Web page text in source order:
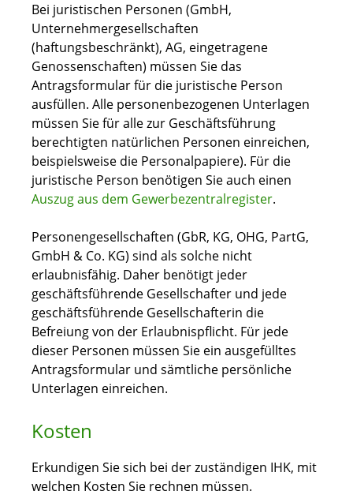
Bei juristischen Personen (GmbH,
Unternehmergesellschaften
(haftungsbeschränkt), AG, eingetragene
Genossenschaften) müssen Sie das
Antragsformular für die juristische Person
ausfüllen. Alle personenbezogenen Unterlagen
müssen Sie für alle zur Geschäftsführung
berechtigten natürlichen Personen einreichen,
beispielsweise die Personalpapiere). Für die
juristische Person benötigen Sie auch einen
Auszug aus dem Gewerbezentralregister.
Personengesellschaften (GbR, KG, OHG, PartG,
GmbH & Co. KG) sind als solche nicht
erlaubnisfähig. Daher benötigt jeder
geschäftsführende Gesellschafter und jede
geschäftsführende Gesellschafterin die
Befreiung von der Erlaubnispflicht. Für jede
dieser Personen müssen Sie ein ausgefülltes
Antragsformular und sämtliche persönliche
Unterlagen einreichen.
Kosten
Erkundigen Sie sich bei der zuständigen IHK, mit
welchen Kosten Sie rechnen müssen.